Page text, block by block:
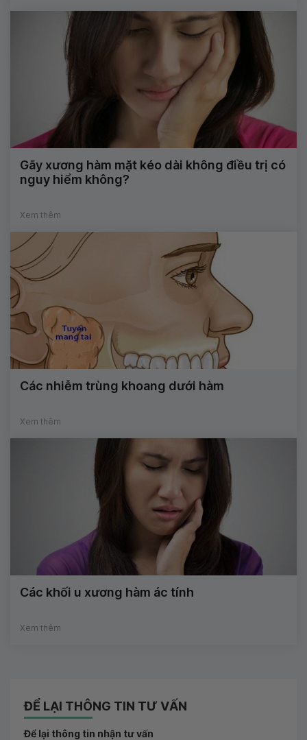
Gãy xương hàm mặt kéo dài không điều trị có
nguy hiểm không?
Xem thêm
Các nhiễm trùng khoang dưới hàm
Xem thêm
Các khối u xương hàm ác tính
Xem thêm
ĐỂ LẠI THÔNG TIN TƯ VẤN
Để lại thông tin nhận tư vấn